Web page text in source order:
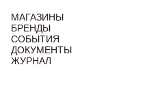
МАГАЗИНЫ
БРЕНДЫ
СОБЫТИЯ
ДОКУМЕНТЫ
ЖУРНАЛ